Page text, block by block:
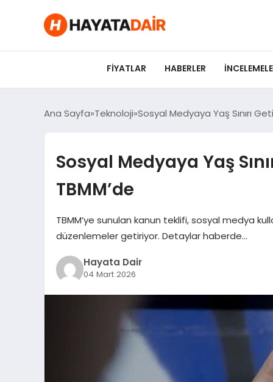
FIYATLAR HABERLER
Ana Sayfa Teknoloji Sosyal Medyaya Yaş Sınırı
Sosyal Medyaya Yaş
TBMM’de
TBMM’ye sunulan kanun teklifi, sosyal medya
düzenlemeler getiriyor. Detaylar haberde…
Hayata Dair
04 Mart 2026